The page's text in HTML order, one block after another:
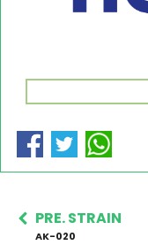
PRE. STRAIN
AK-020